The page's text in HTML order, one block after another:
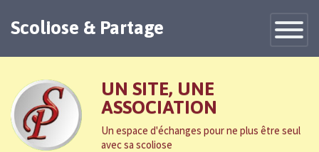
Toggle
Scoliose & Partage
UN SITE, UNE
ASSOCIATION
Un espace d'échanges pour ne plus être seul
avec sa scoliose